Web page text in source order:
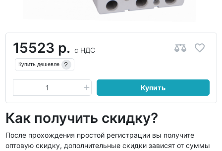
15523 р. с НДС
Купить дешевле ?
Купить
Как получить скидку?
После прохождения простой регистрации вы получите
оптовую скидку, дополнительные скидки зависят от суммы